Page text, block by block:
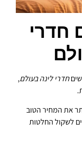
חדרי
חדרי לינה בעולם,
את המחיר הטוב
לשקול החלטות